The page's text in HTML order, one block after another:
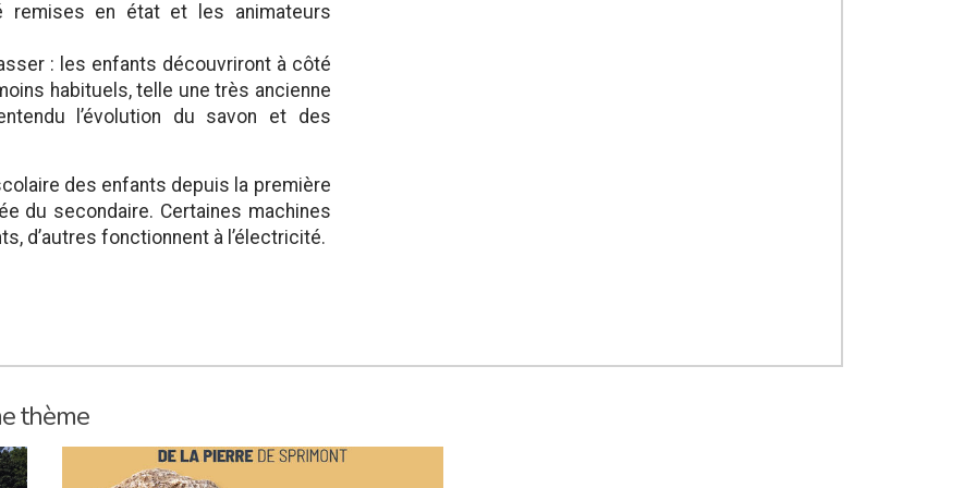
remises en état et les animateurs
: les enfants découvriront à côté
habituels, telle une très ancienne
l’évolution du savon et des
des enfants depuis la première
du secondaire. Certaines machines
d’autres fonctionnent à l’électricité.
thème